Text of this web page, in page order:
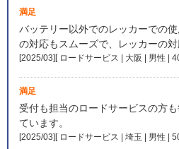
満足
バッテリー以外でのレッカーでの
の対応もスムーズで、レッカーの対
[2025/03][ ロードサービス | 大阪 | 男性 |
満足
受付も担当のロードサービスの方
ています。
[2025/03][ ロードサービス | 埼玉 | 男性 |